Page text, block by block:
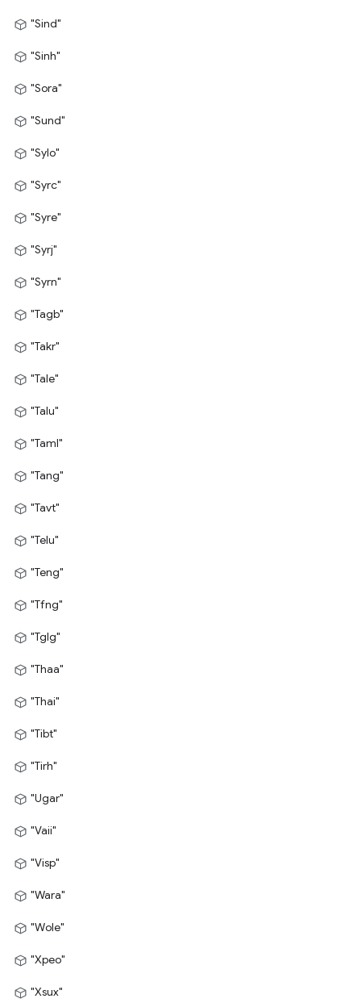
"Sind"
"Sinh"
"Sora"
"Sund"
"Sylo"
"Syrc"
"Syre"
"Syrj"
"Syrn"
"Tagb"
"Takr"
"Tale"
"Talu"
"Taml"
"Tang"
"Tavt"
"Telu"
"Teng"
"Tfng"
"Tglg"
"Thaa"
"Thai"
"Tibt"
"Tirh"
"Ugar"
"Vaii"
"Visp"
"Wara"
"Wole"
"Xpeo"
"Xsux"